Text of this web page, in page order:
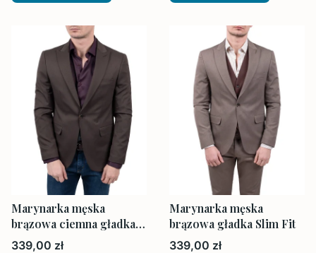
Marynarka męska
brązowa ciemna gładka
Slim Fit
Cena
339,00 zł
Marynarka męska
brązowa gładka Slim Fit
Cena
339,00 zł